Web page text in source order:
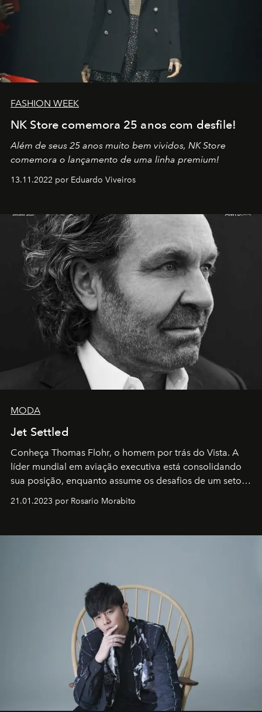
FASHION WEEK
NK Store comemora 25 anos com desfile!
Além de seus 25 anos muito bem vividos, NK Store
comemora o lançamento de uma linha premium!
13.11.2022 por Eduardo Viveiros
MODA
Jet Settled
Conheça Thomas Flohr, o homem por trás do Vista. A
líder mundial em aviação executiva está consolidando
sua posição, enquanto assume os desafios de um setor
21.01.2023 por Rosario Morabito